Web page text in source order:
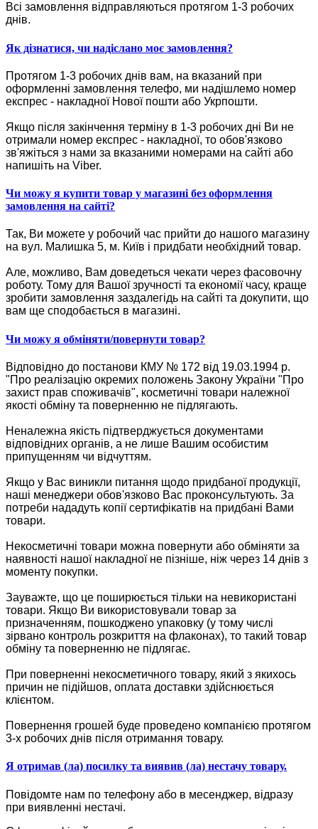
Всі замовлення відправляються протягом 1-3 робочих
днів.
Як дізнатися, чи надіслано моє замовлення?
Протягом 1-3 робочих днів вам, на вказаний при
оформленні замовлення телефо, ми надішлемо номер
експрес - накладної Нової пошти або Укрпошти.
Якщо після закінчення терміну в 1-3 робочих дні Ви не
отримали номер експрес - накладної, то обов'язково
зв'яжіться з нами за вказаними номерами на сайті або
напишіть на Viber.
Чи можу я купити товар у магазині без оформлення
замовлення на сайті?
Так, Ви можете у робочий час прийти до нашого магазину
на вул. Малишка 5, м. Київ і придбати необхідний товар.
Але, можливо, Вам доведеться чекати через фасовочну
роботу. Тому для Вашої зручності та економії часу, краще
зробити замовлення заздалегідь на сайті та докупити, що
вам ще сподобається в магазині.
Чи можу я обміняти/повернути товар?
Відповідно до постанови КМУ № 172 від 19.03.1994 р.
"Про реалізацію окремих положень Закону України "Про
захист прав споживачів", косметичні товари належної
якості обміну та поверненню не підлягають.
Неналежна якість підтверджується документами
відповідних органів, а не лише Вашим особистим
припущенням чи відчуттям.
Якщо у Вас виникли питання щодо придбаної продукції,
наші менеджери обов'язково Вас проконсультують. За
потреби нададуть копії сертифікатів на придбані Вами
товари.
Некосметичні товари можна повернути або обміняти за
наявності нашої накладної не пізніше, ніж через 14 днів з
моменту покупки.
Зауважте, що це поширюється тільки на невикористані
товари. Якщо Ви використовували товар за
призначенням, пошкоджено упаковку (у тому числі
зірвано контроль розкриття на флаконах), то такий товар
обміну та поверненню не підлягає.
При поверненні некосметичного товару, який з якихось
причин не підійшов, оплата доставки здійснюється
клієнтом.
Повернення грошей буде проведено компанією протягом
3-х робочих днів після отримання товару.
Я отримав (ла) посилку та виявив (ла) нестачу товару.
Повідомте нам по телефону або в месенджер, відразу
при виявленні нестачі.